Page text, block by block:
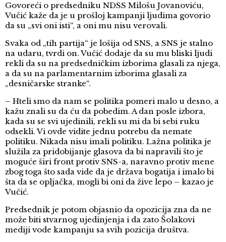
Govoreći o predsedniku NDSS Milošu Jovanoviću,
Vučić kaže da je u prošloj kampanji ljudima govorio
da su „svi oni isti“, a oni mu nisu verovali.
Svaka od „tih partija“ je lošija od SNS, a SNS je stalno
na udaru, tvrdi on. Vučić dodaje da su mu bliski ljudi
rekli da su na predsedničkim izborima glasali za njega,
a da su na parlamentarnim izborima glasali za
„desničarske stranke“.
– Hteli smo da nam se politika pomeri malo u desno, a
kažu znali su da ću da pobedim. A dan posle izbora,
kada su se svi ujedinili, rekli su mi da bi sebi ruku
odsekli. Vi ovde vidite jednu potrebu da nemate
politiku. Nikada nisu imali politiku. Lažna politika je
služila za pridobijanje glasova da bi napravili što je
moguće širi front protiv SNS-a, naravno protiv mene
zbog toga što sada vide da je država bogatija i imalo bi
šta da se opljačka, mogli bi oni da žive lepo – kazao je
Vučić.
Predsednik je potom objasnio da opozicija zna da ne
može biti stvarnog ujedinjenja i da zato Šolakovi
mediji vode kampanju sa svih pozicija društva.